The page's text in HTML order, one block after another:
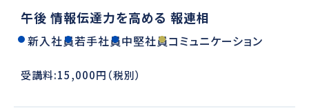
午後 情報伝達力を高める 報連相
新入社員若手社員中堅社員コミュニケーション
受講料:15,000円（税別）